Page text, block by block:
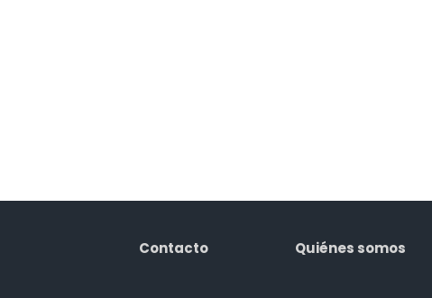
Contacto Quiénes somos